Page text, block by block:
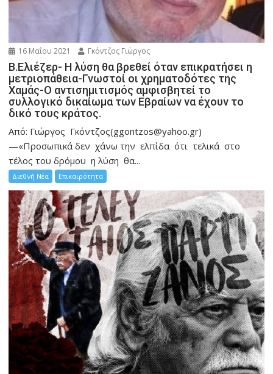
16 Μαΐου 2021 Γκόντζος Γιώργος
Β.Ελιέζερ- Η λύση θα βρεθεί όταν επικρατήσει η
μετριοπάθεια-Γνωστοί οι χρηματοδότες της
Χαμάς-Ο αντισημιτισμός αμφισβητεί το
συλλογικό δικαίωμα των Εβραίων να έχουν το
δικό τους κράτος.
Από: Γιώργος Γκόντζος(ggontzos@yahoo.gr)
—«Προσωπικά δεν χάνω την ελπίδα ότι τελικά στο
τέλος του δρόμου η λύση θα...
Διεθνή Νέα Επικαιρότητα